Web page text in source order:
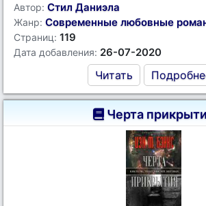
Автор: Стил Даниэла
Жанр: Современные любовные
Страниц: 119
Дата добавления: 26-07-2020
Читать
Черта